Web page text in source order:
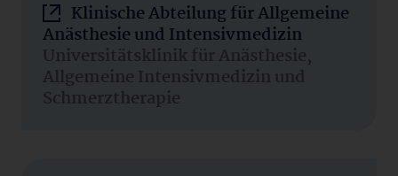
Klinische Abteilung für Allgemeine
Anästhesie und Intensivmedizin
Universitätsklinik für Anästhesie,
Allgemeine Intensivmedizin und
Schmerztherapie